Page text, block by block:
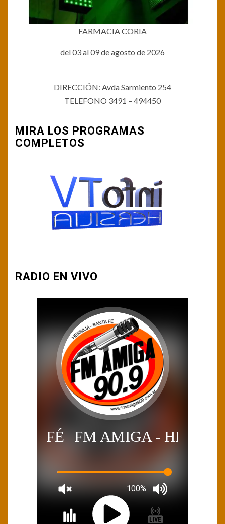
FARMACIA CORIA
del 03 al 09 de agosto de 2026
DIRECCIÓN: Avda Sarmiento 254
TELEFONO 3491 – 494450
MIRA LOS PROGRAMAS
COMPLETOS
RADIO EN VIVO